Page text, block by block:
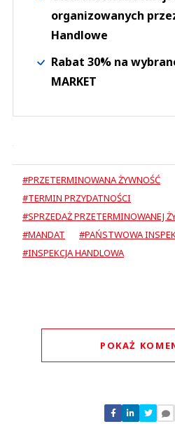
organizowanych
Handlowe
Rabat 30% na
MARKET
#PRZETERMINOWANA ŻYWNOŚĆ
#TERMIN PRZYDATNOŚCI
#SPRZEDAŻ PRZETERMINOWANEJ
#MANDAT
#PAŃSTWOWA
#INSPEKCJA HANDLOWA
POKAŻ
Nie znaleziono
Zostaw swoje